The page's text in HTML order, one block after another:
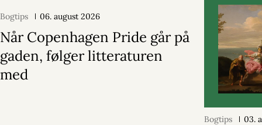
Bogtips 06. august 2026
Når Copenhagen Pride går på
gaden, følger litteraturen
med
Bogtips 03.